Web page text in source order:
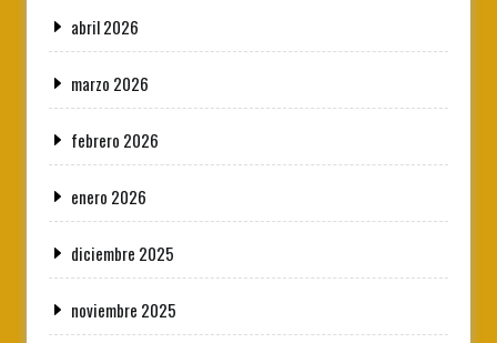
abril 2026
marzo 2026
febrero 2026
enero 2026
diciembre 2025
noviembre 2025